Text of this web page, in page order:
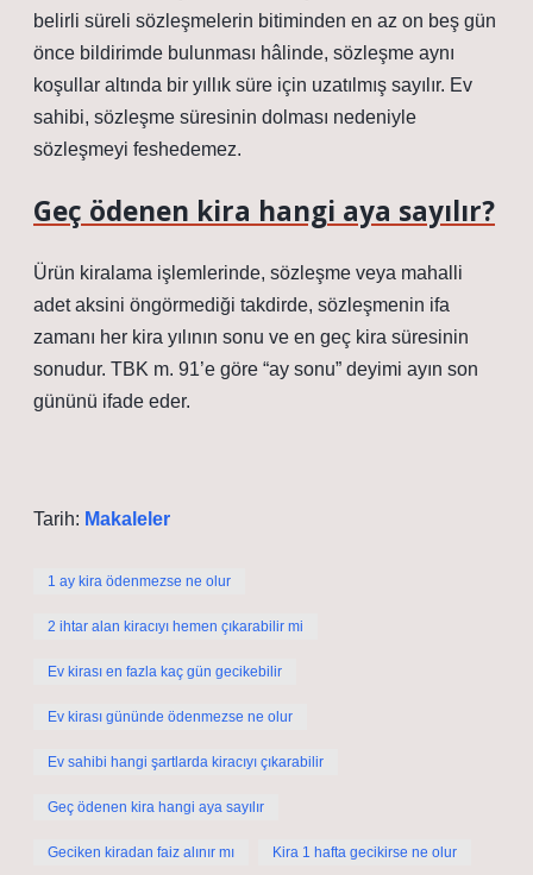
belirli süreli sözleşmelerin bitiminden en az on beş gün
önce bildirimde bulunması hâlinde, sözleşme aynı
koşullar altında bir yıllık süre için uzatılmış sayılır. Ev
sahibi, sözleşme süresinin dolması nedeniyle
sözleşmeyi feshedemez.
Geç ödenen kira hangi aya sayılır?
Ürün kiralama işlemlerinde, sözleşme veya mahalli
adet aksini öngörmediği takdirde, sözleşmenin ifa
zamanı her kira yılının sonu ve en geç kira süresinin
sonudur. TBK m. 91’e göre “ay sonu” deyimi ayın son
gününü ifade eder.
Tarih: Makaleler
1 ay kira ödenmezse ne olur
2 ihtar alan kiracıyı hemen çıkarabilir mi
Ev kirası en fazla kaç gün gecikebilir
Ev kirası gününde ödenmezse ne olur
Ev sahibi hangi şartlarda kiracıyı çıkarabilir
Geç ödenen kira hangi aya sayılır
Geciken kiradan faiz alınır mı Kira 1 hafta gecikirse ne olur